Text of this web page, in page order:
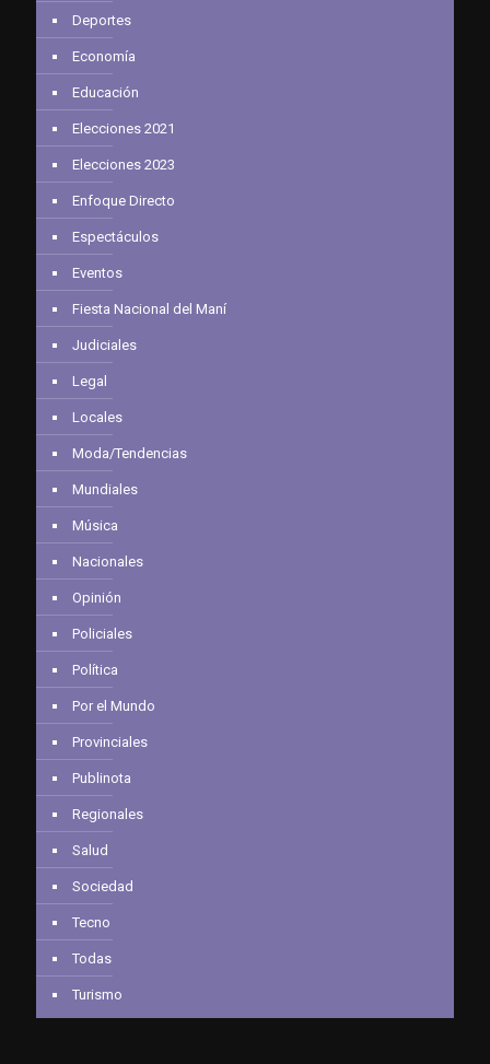
Deportes
Economía
Educación
Elecciones 2021
Elecciones 2023
Enfoque Directo
Espectáculos
Eventos
Fiesta Nacional del Maní
Judiciales
Legal
Locales
Moda/Tendencias
Mundiales
Música
Nacionales
Opinión
Policiales
Política
Por el Mundo
Provinciales
Publinota
Regionales
Salud
Sociedad
Tecno
Todas
Turismo